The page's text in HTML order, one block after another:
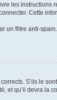
les
Cette
filtre anti-
S’ils le
et qu’il devra la